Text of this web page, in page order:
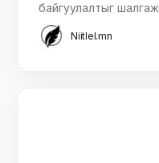
байгуулалтыг
Niitlel.mn